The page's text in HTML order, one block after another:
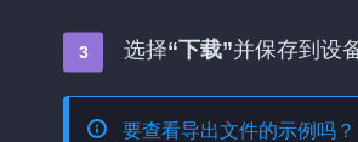
选择“下载”并保存到设
要查看导出文件的示例吗？